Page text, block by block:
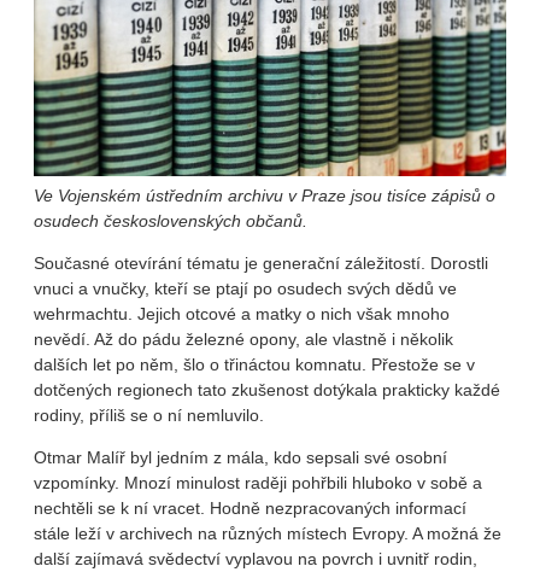
Ve Vojenském ústředním archivu v Praze jsou tisíce zápisů o
osudech československých občanů.
Současné otevírání tématu je generační záležitostí. Dorostli
vnuci a vnučky, kteří se ptají po osudech svých dědů ve
wehrmachtu. Jejich otcové a matky o nich však mnoho
nevědí. Až do pádu železné opony, ale vlastně i několik
dalších let po něm, šlo o třináctou komnatu. Přestože se v
dotčených regionech tato zkušenost dotýkala prakticky každé
rodiny, příliš se o ní nemluvilo.
Otmar Malíř byl jedním z mála, kdo sepsali své osobní
vzpomínky. Mnozí minulost raději pohřbili hluboko v sobě a
nechtěli se k ní vracet. Hodně nezpracovaných informací
stále leží v archivech na různých místech Evropy. A možná že
další zajímavá svědectví vyplavou na povrch i uvnitř rodin,